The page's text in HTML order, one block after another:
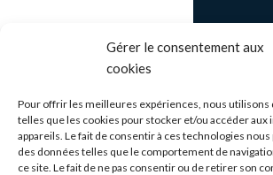
Gérer le consentement aux
cookies
Pour offrir les meilleures expériences, nous utilisons
telles que les cookies pour stocker et/ou accéder aux
appareils. Le fait de consentir à ces technologies
des données telles que le comportement de
ce site. Le fait de ne pas consentir ou de retirer son